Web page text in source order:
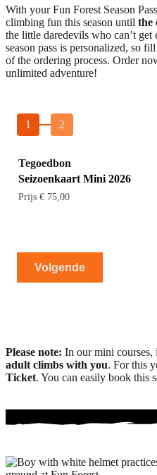
With your Fun Forest Season
climbing fun this season until the
the little daredevils who can’t
season pass is personalized, so
of the ordering process. Order
unlimited adventure!
1 2
Tegoedbon
Seizoenkaart Mini 2026
Prijs € 75,00
Volgende
Please note: In our mini courses,
adult climbs with you. For this
Ticket. You can easily book this